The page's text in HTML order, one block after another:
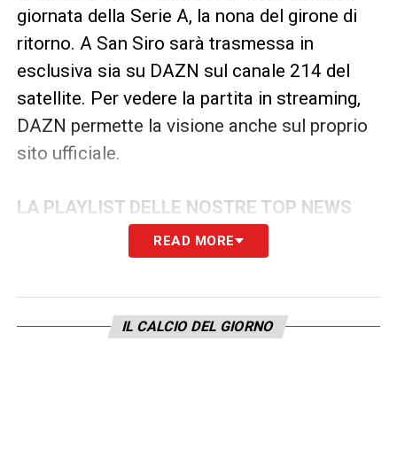
giornata della Serie A, la nona del girone di
ritorno. A San Siro sarà trasmessa in
esclusiva sia su DAZN sul canale 214 del
satellite. Per vedere la partita in streaming,
DAZN permette la visione anche sul proprio
sito ufficiale.
LA PLAYLIST DELLE NOSTRE TOP NEWS
READ MORE
IL CALCIO DEL GIORNO